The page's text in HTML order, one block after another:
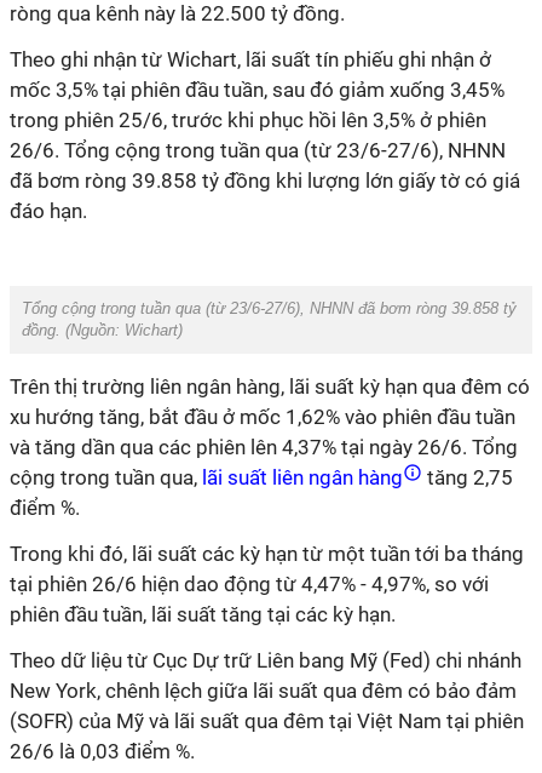
ròng qua kênh này là 22.500 tỷ đồng.
Theo ghi nhận từ Wichart, lãi suất tín phiếu ghi nhận ở
mốc 3,5% tại phiên đầu tuần, sau đó giảm xuống 3,45%
trong phiên 25/6, trước khi phục hồi lên 3,5% ở phiên
26/6. Tổng cộng trong tuần qua (từ 23/6-27/6), NHNN
đã bơm ròng 39.858 tỷ đồng khi lượng lớn giấy tờ có giá
đáo hạn.
Tổng cộng trong tuần qua (từ 23/6-27/6), NHNN đã bơm ròng 39.858 tỷ
đồng. (Nguồn: Wichart)
Trên thị trường liên ngân hàng, lãi suất kỳ hạn qua đêm có
xu hướng tăng, bắt đầu ở mốc 1,62% vào phiên đầu tuần
và tăng dần qua các phiên lên 4,37% tại ngày 26/6. Tổng
cộng trong tuần qua, lãi suất liên ngân hàng
tăng 2,75
điểm %.
Trong khi đó, lãi suất các kỳ hạn từ một tuần tới ba tháng
tại phiên 26/6 hiện dao động từ 4,47% - 4,97%, so với
phiên đầu tuần, lãi suất tăng tại các kỳ hạn.
Theo dữ liệu từ Cục Dự trữ Liên bang Mỹ (Fed) chi nhánh
New York, chênh lệch giữa lãi suất qua đêm có bảo đảm
(SOFR) của Mỹ và lãi suất qua đêm tại Việt Nam tại phiên
26/6 là 0,03 điểm %.